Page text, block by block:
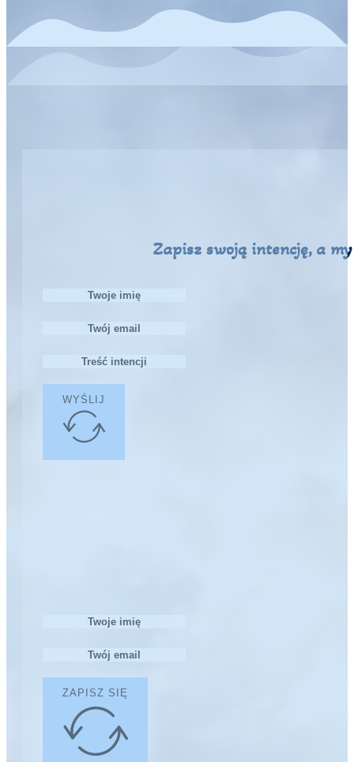
Zapisz swoją intencję, a
WYŚLIJ
ZAPISZ SIĘ